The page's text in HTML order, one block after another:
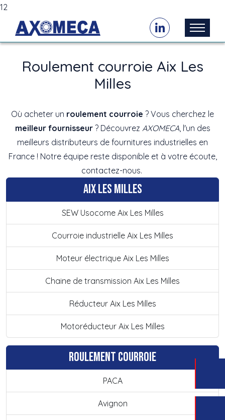
12
Roulement courroie Aix Les
Milles
Où acheter un roulement courroie ? Vous cherchez le
meilleur fournisseur ? Découvrez AXOMECA, l'un des
meilleurs distributeurs de fournitures industrielles en
France ! Notre équipe reste disponible et à votre écoute,
contactez-nous.
Aix Les Milles
SEW Usocome Aix Les Milles
Courroie industrielle Aix Les Milles
Moteur électrique Aix Les Milles
Chaine de transmission Aix Les Milles
Réducteur Aix Les Milles
Motoréducteur Aix Les Milles
Roulement courroie
PACA
Avignon